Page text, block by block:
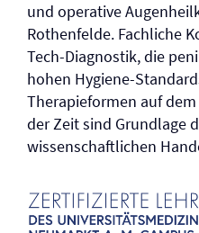
und operative
Rothenfelde. Fachliche
Tech-Diagnostik, die
hohen Hygiene-
Therapieformen auf
der Zeit sind Grundlage
wissenschaftlichen